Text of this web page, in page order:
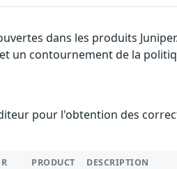
dans les produits
un contournement de la
pour l'obtention des
PRODUCT DESCRIPTION